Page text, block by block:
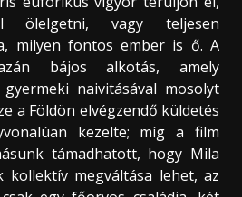
ölelgetni, vagy teljesen
milyen fontos ember is ő. A
bájos alkotás, amely
naivitásával mosolyt
a Földön elvégzendő küldetés
kezelte; míg a film
támadhatott, hogy Mila
kollektív megváltása lehet, az